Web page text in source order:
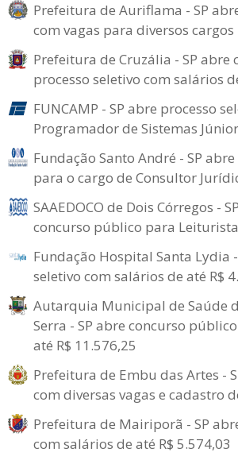
Prefeitura de Auriflama - SP
com vagas para diversos cargos
Prefeitura de Cruzália - SP abre
processo seletivo com salários
FUNCAMP - SP abre processo
Programador de Sistemas Júnior
Fundação Santo André - SP
para o cargo de Consultor
SAAEDOCO de Dois Córregos -
concurso público para Leiturista
Fundação Hospital Santa Lydia
seletivo com salários de até R$
Autarquia Municipal de Saúde
Serra - SP abre concurso
até R$ 11.576,25
Prefeitura de Embu das Artes -
com diversas vagas e cadastro
Prefeitura de Mairiporã - SP
com salários de até R$ 5.574,03